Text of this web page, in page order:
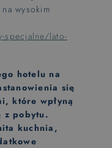
wysokim
specjalne/lato-
hotelu na
się
które wpłyną
z pobytu.
kuchnia,